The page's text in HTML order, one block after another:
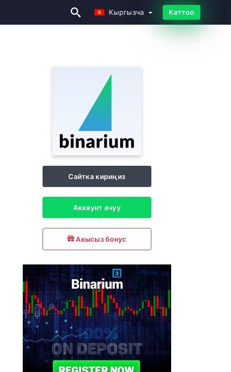
Кыргызча
Кыргызча Каттоо
Сайтка кириңиз
Аккаунт ачуу
Акысыз бонус